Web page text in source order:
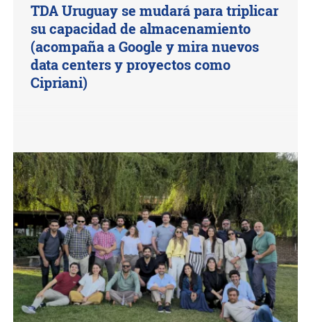
TDA Uruguay se mudará para triplicar
su capacidad de almacenamiento
(acompaña a Google y mira nuevos
data centers y proyectos como
Cipriani)